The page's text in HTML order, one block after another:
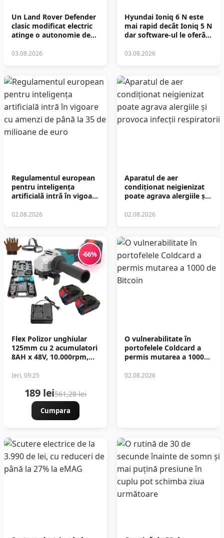
Un Land Rover Defender
clasic modificat electric
atinge o autonomie de
03.08.2026
Hyundai Ioniq 6 N este
mai rapid decât Ioniq 5 N
dar software-ul le oferă
03.08.2026
Regulamentul european
pentru inteligența
artificială intră în vigoare
de milioane de euro
02.08.2026
Aparatul de aer
condiționat neigienizat
poate agrava alergiile și
respiratorii
02.08.2026
-66%
Flex Polizor unghiular
125mm cu 2 acumulatori
8AH x 48V, 10.000rpm,
CMP1253
Ieri, 09:25
189 lei561,28 lei
Cumpara
O vulnerabilitate în
portofelele Coldcard a
permis mutarea a 1000
02.08.2026